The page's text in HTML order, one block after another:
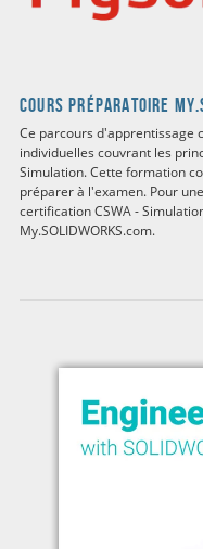
Cours préparatoire
Ce parcours d'apprentissage
individuelles couvrant les
Simulation. Cette formation
préparer à l'examen. Pour
certification CSWA -
My.SOLIDWORKS.com.